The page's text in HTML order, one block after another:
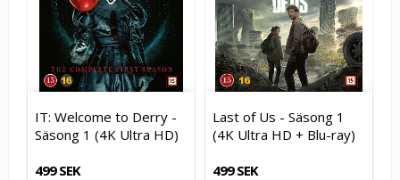
IT: Welcome to Derry -
Säsong 1 (4K Ultra HD)
499 SEK
Last of Us - Säsong 1
(4K Ultra HD + Blu-ray)
499 SEK